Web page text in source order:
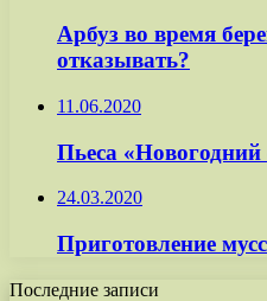
Арбуз во время
отказывать?
11.06.2020
Пьеса «Новогодний
24.03.2020
Приготовление
Последние записи